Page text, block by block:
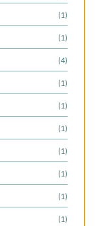
(1)
(1)
(4)
(1)
(1)
(1)
(1)
(1)
(1)
(1)